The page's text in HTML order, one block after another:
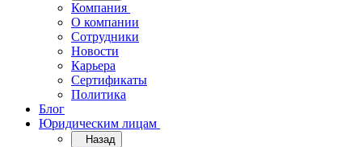
Компания
О компании
Сотрудники
Новости
Карьера
Сертификаты
Политика
Блог
Юридическим лицам
Назад